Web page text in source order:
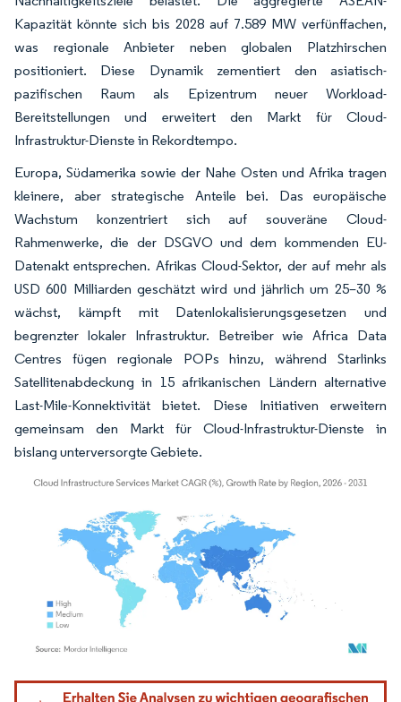
Kapazität könnte sich bis 2028 auf 7.589 MW verfünffachen,
was regionale Anbieter neben globalen Platzhirschen
positioniert. Diese Dynamik zementiert den asiatisch-
pazifischen Raum als Epizentrum neuer Workload-
Bereitstellungen und erweitert den Markt für Cloud-
Infrastruktur-Dienste in Rekordtempo.
Europa, Südamerika sowie der Nahe Osten und Afrika tragen
kleinere, aber strategische Anteile bei. Das europäische
Wachstum konzentriert sich auf souveräne Cloud-
Rahmenwerke, die der DSGVO und dem kommenden EU-
Datenakt entsprechen. Afrikas Cloud-Sektor, der auf mehr als
USD 600 Milliarden geschätzt wird und jährlich um 25–30 %
wächst, kämpft mit Datenlokalisierungsgesetzen und
begrenzter lokaler Infrastruktur. Betreiber wie Africa Data
Centres fügen regionale POPs hinzu, während Starlinks
Satellitenabdeckung in 15 afrikanischen Ländern alternative
Last-Mile-Konnektivität bietet. Diese Initiativen erweitern
gemeinsam den Markt für Cloud-Infrastruktur-Dienste in
bislang unterversorgte Gebiete.
Bild © Mordor Intelligence. Wiederverwendung erfordert Namensnennung gemäß